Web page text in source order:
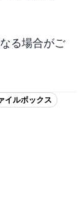
る場合がご
イルボックス